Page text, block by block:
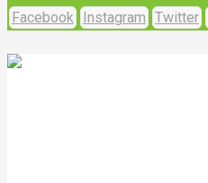
Facebook Instagram Twitter